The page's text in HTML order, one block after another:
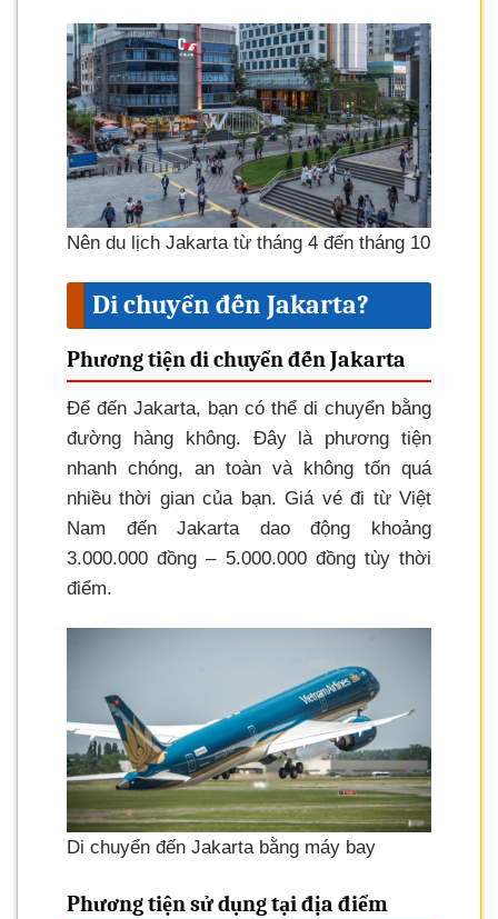
Nên du lịch Jakarta từ tháng 4 đến tháng 10
Di chuyển đến Jakarta?
Phương tiện di chuyển đến Jakarta
Để đến Jakarta, bạn có thể di chuyển bằng
đường hàng không. Đây là phương tiện
nhanh chóng, an toàn và không tốn quá
nhiều thời gian của bạn. Giá vé đi từ Việt
Nam đến Jakarta dao động khoảng
3.000.000 đồng – 5.000.000 đồng tùy thời
điểm.
Di chuyển đến Jakarta bằng máy bay
Phương tiện sử dụng tại địa điểm